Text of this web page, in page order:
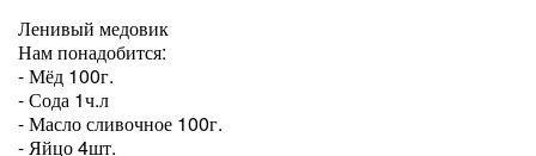
Ленивый медовик
Нам понадобится:
- Мёд 100г.
- Сода 1ч.л
- Масло сливочное 100г.
- Яйцо 4шт.